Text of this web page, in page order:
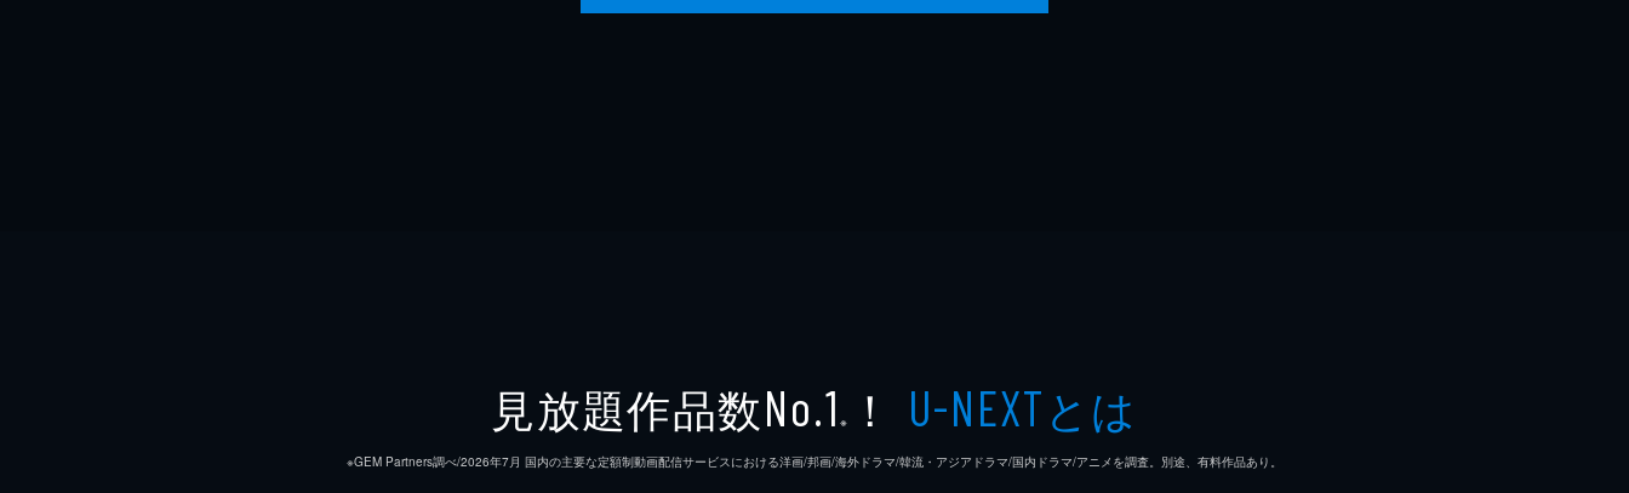
見放題作品数No.1 ※ ！ U-NEXTとは
※GEM Partners調べ/2026年7⽉ 国内の主要な定額制動画配信サービスにおける洋画/邦画/海外ドラマ/韓流・アジアドラマ/国内ドラマ/アニメを調査。別途、有料作品あり。